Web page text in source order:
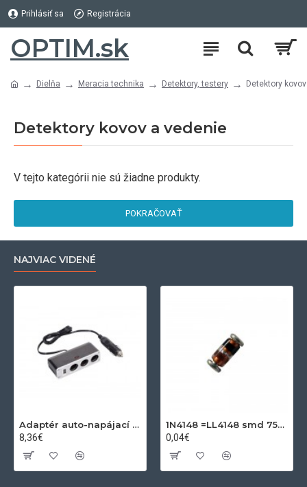
Prihlásiť sa Registrácia
OPTIM.sk
Dielňa Meracia technika Detektory, testery Detektory
Detektory kovov a vedenie
V tejto kategórii nie sú žiadne produkty.
POKRAČOVAŤ
NAJVIAC VIDENÉ
Adaptér auto-napájací 1xkon./3x zdierka- 12/24V, USB 1000mA
8,36€
1N4148 =LL4148 smd 75V,0.15A SOD80C
0,04€